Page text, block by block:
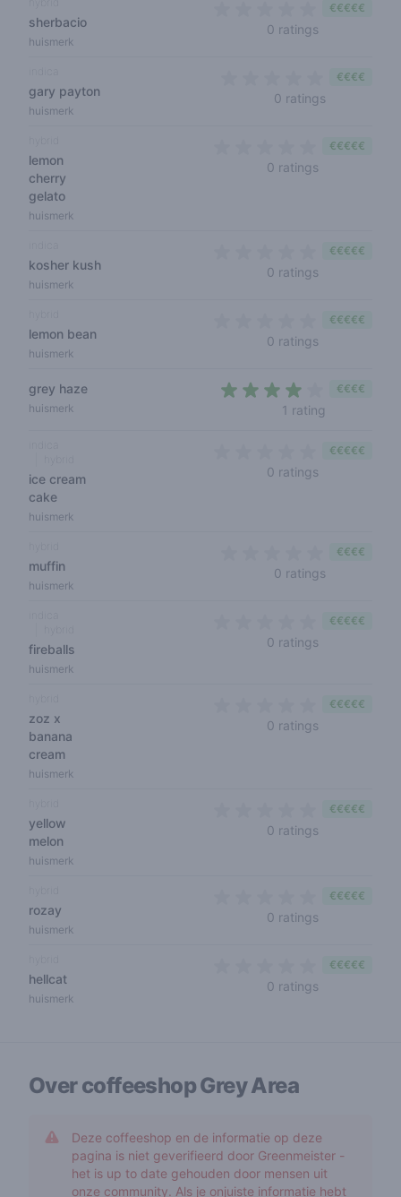
sherbacio
huismerk
0 ratings
€€€€€
gary payton
huismerk
0 ratings
€€€€
lemon
cherry
gelato
huismerk
0 ratings
€€€€€
kosher kush
huismerk
0 ratings
€€€€€
lemon bean
huismerk
0 ratings
€€€€€
grey haze
huismerk 1 rating
€€€€
ice cream
cake
huismerk
0 ratings
€€€€€
muffin
huismerk
0 ratings
€€€€
fireballs
huismerk
0 ratings
€€€€€
zoz x
banana
cream
huismerk
0 ratings
€€€€€
yellow
melon
huismerk
0 ratings
€€€€€
rozay
huismerk
0 ratings
€€€€€
hellcat
huismerk
0 ratings
€€€€€
Over coffeeshopGrey Area
Deze coffeeshop en de informatie op deze
pagina is niet geverifieerd door Greenmeister -
het is up to date gehouden door mensen uit
onze community. Als je onjuiste informatie hebt